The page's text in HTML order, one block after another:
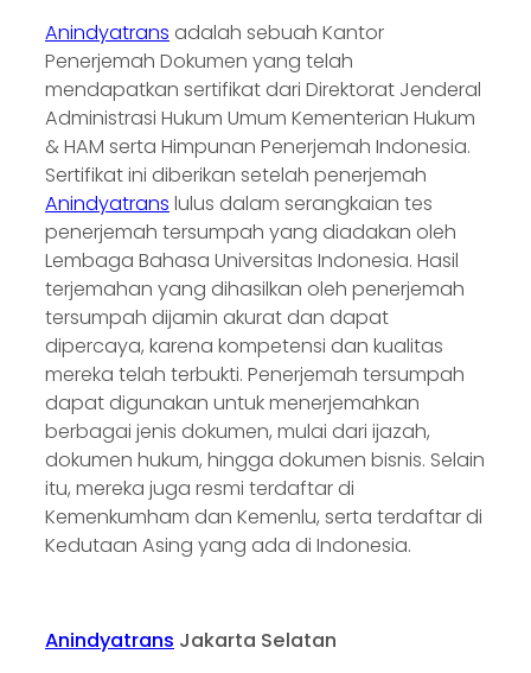
Anindyatrans adalah sebuah Kantor
Penerjemah Dokumen yang telah
mendapatkan sertifikat dari Direktorat Jenderal
Administrasi Hukum Umum Kementerian Hukum
& HAM serta Himpunan Penerjemah Indonesia.
Sertifikat ini diberikan setelah penerjemah
Anindyatrans lulus dalam serangkaian tes
penerjemah tersumpah yang diadakan oleh
Lembaga Bahasa Universitas Indonesia. Hasil
terjemahan yang dihasilkan oleh penerjemah
tersumpah dijamin akurat dan dapat
dipercaya, karena kompetensi dan kualitas
mereka telah terbukti. Penerjemah tersumpah
dapat digunakan untuk menerjemahkan
berbagai jenis dokumen, mulai dari ijazah,
dokumen hukum, hingga dokumen bisnis. Selain
itu, mereka juga resmi terdaftar di
Kemenkumham dan Kemenlu, serta terdaftar di
Kedutaan Asing yang ada di Indonesia.
Anindyatrans Jakarta Selatan